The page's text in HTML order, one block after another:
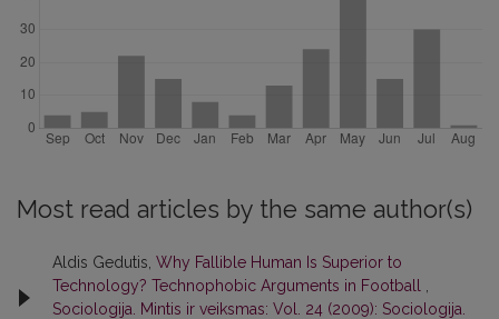
Most read articles by the same author(s)
Aldis Gedutis, Why Fallible Human Is Superior to
Technology? Technophobic Arguments in Football
Sociologija. Mintis ir veiksmas: Vol. 24 (2009): Sociologija.